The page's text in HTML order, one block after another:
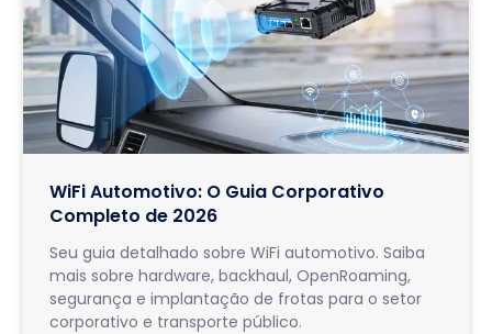
WiFi Automotivo: O Guia Corporativo
Completo de 2026
Seu guia detalhado sobre WiFi automotivo. Saiba
mais sobre hardware, backhaul, OpenRoaming,
segurança e implantação de frotas para o setor
corporativo e transporte público.